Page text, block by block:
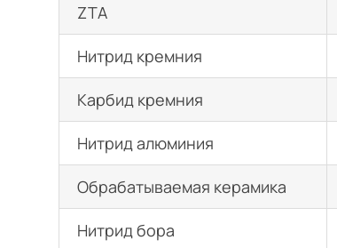
ZTA
Нитрид кремния
Карбид кремния
Нитрид алюминия
Обрабатываемая керамика
Нитрид бора